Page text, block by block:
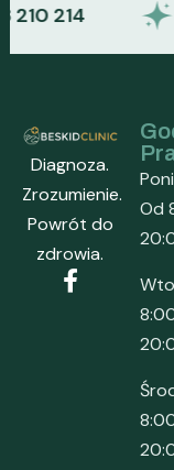
214
Diagnoza.
Zrozumienie.
Powrót do
zdrowia.
Od